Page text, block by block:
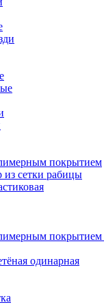
покрытием
сетки рабицы
покрытием
одинарная